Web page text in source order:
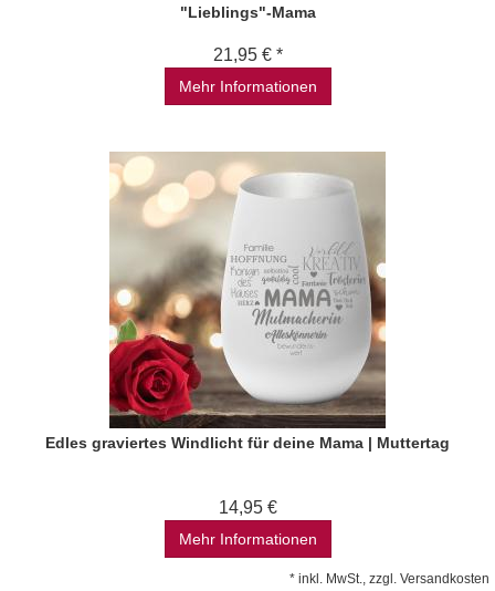
"Lieblings"-Mama
21,95 € *
Mehr Informationen
Edles graviertes Windlicht für deine Mama | Muttertag
14,95 €
Mehr Informationen
* inkl. MwSt., zzgl. Versandkosten